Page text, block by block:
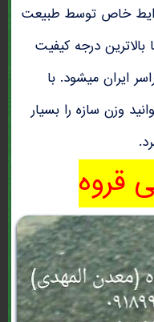
خاص توسط طبیعت
درجه کیفیت
ایران میشود. با
وزن سازه را بسیار
قروه